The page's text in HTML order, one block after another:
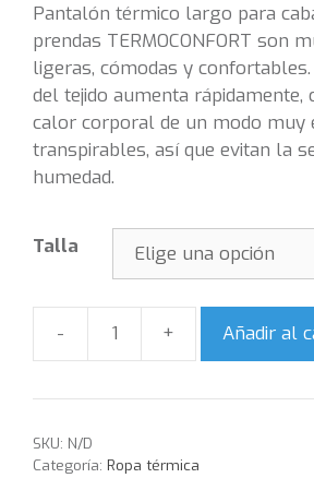
Pantalón térmico largo para
prendas TERMOCONFORT son
ligeras, cómodas y
del tejido aumenta rápidamente,
calor corporal de un modo muy
transpirables, así que evitan la
humedad.
Talla
Cantidad
Añadir al
SKU: N/D
Categoría: Ropa térmica